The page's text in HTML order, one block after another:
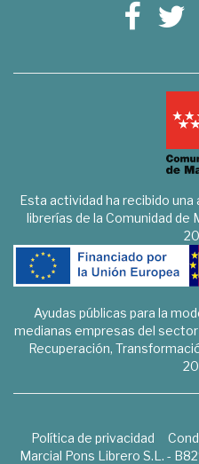
Esta actividad ha recibido una
librerías de la Comunidad de
Ayudas públicas para la
medianas empresas del
Recuperación,
Política de privacidad
Marcial Pons Librero S.L. -